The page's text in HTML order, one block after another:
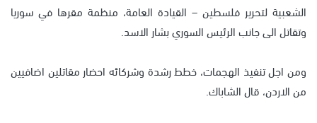
الشعبية لتحرير فلسطين – القيادة العامة، منظمة مقرها في سوريا
وتقاتل الى جانب الرئيس السوري بشار الاسد.
ومن اجل تنفيذ الهجمات، خطط رشدة وشركائه احضار مقاتلين اضافيين
من الاردن، قال الشاباك.